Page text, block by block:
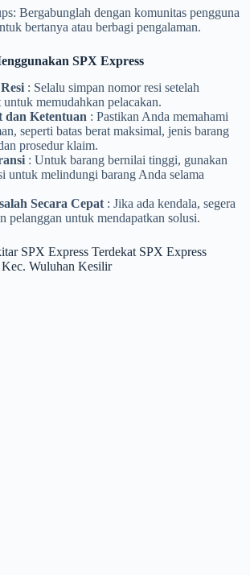
Bergabunglah dengan komunitas pengguna
bertanya atau berbagi pengalaman.
SPX Express
: Selalu simpan nomor resi setelah
memudahkan pelacakan.
dan Ketentuan : Pastikan Anda memahami
seperti batas berat maksimal, jenis barang
prosedur klaim.
: Untuk barang bernilai tinggi, gunakan
untuk melindungi barang Anda selama
Secara Cepat : Jika ada kendala, segera
pelanggan untuk mendapatkan solusi.
SPX Express Terdekat SPX Express
Wuluhan Kesilir